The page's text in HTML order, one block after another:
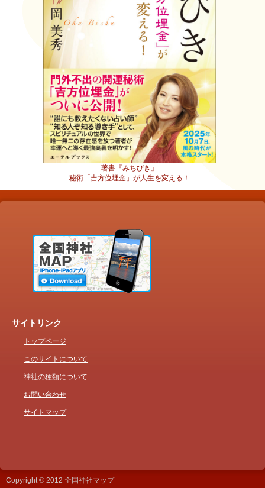
著書『みちびき』
秘術「吉方位埋金」が人生を変える！
サイトリンク
トップページ
このサイトについて
神社の種類について
お問い合わせ
サイトマップ
Copyright © 2012 全国神社マップ